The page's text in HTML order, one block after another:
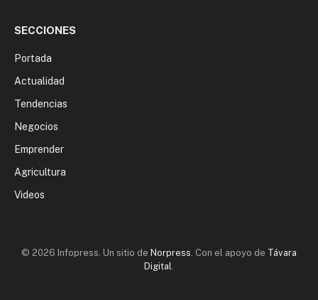
SECCIONES
Portada
Actualidad
Tendencias
Negocios
Emprender
Agricultura
Videos
© 2026 Infopress. Un sitio de Norpress. Con el apoyo de Távara
Digital.